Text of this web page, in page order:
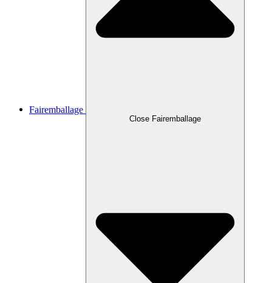
Fairemballage
Close Fairemballage